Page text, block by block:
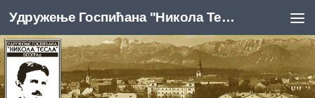
Skip to content Удружење Госпићана "Никола Тесла", Београд